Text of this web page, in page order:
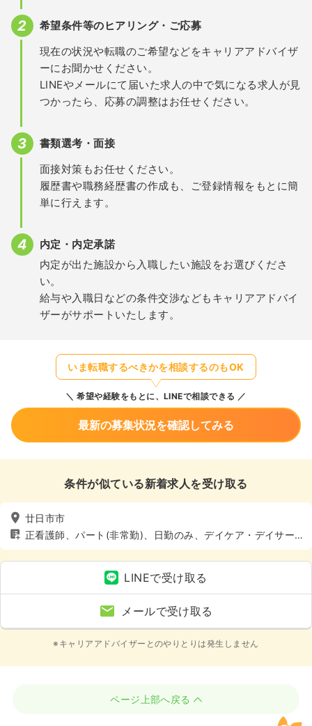
希望条件等のヒアリング・ご応募
現在の状況や転職のご希望などをキャリアアドバイザ
ーにお聞かせください。
LINEやメールにて届いた求人の中で気になる求人が見
つかったら、応募の調整はお任せください。
書類選考・面接
面接対策もお任せください。
履歴書や職務経歴書の作成も、ご登録情報をもとに簡
単に行えます。
内定・内定承諾
内定が出た施設から入職したい施設をお選びくださ
い。
給与や入職日などの条件交渉などもキャリアアドバイ
ザーがサポートいたします。
いま転職するべきかを相談するのもOK
希望や経験をもとに、LINEで相談できる
最新の募集状況を確認してみる
条件が似ている新着求人を受け取る
廿日市市
正看護師、パート(非常勤)、日勤のみ、デイケア・デイサー
ビス、介護・福祉系
LINEで受け取る
メールで受け取る
※キャリアアドバイザーとのやりとりは発生しません
ページ上部へ戻る